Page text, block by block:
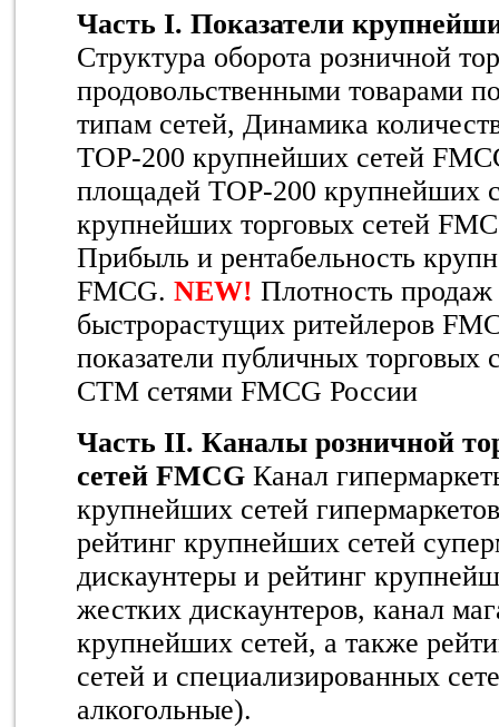
Часть I. Показатели
Структура оборота розничной
продовольственными товарами
типам сетей, Динамика
TOP-200 крупнейших сетей
площадей TOP-200 крупнейших
крупнейших торговых сетей
Прибыль и рентабельность
FMCG. NEW! Плотность
быстрорастущих ритейлеров
показатели публичных торговых
СТМ сетями FMCG России
Часть II. Каналы розничной
сетей FMCG Канал
крупнейших сетей
рейтинг крупнейших сетей
дискаунтеры и рейтинг
жестких дискаунтеров, канал
крупнейших сетей, а также
сетей и специализированных
алкогольные).